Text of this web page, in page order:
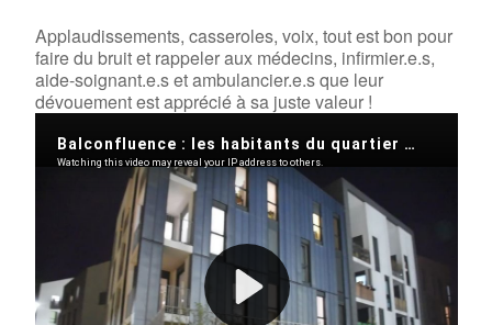
Applaudissements, casseroles, voix, tout est bon pour
faire du bruit et rappeler aux médecins, infirmier.e.s,
aide-soignant.e.s et ambulancier.e.s que leur
dévouement est apprécié à sa juste valeur !